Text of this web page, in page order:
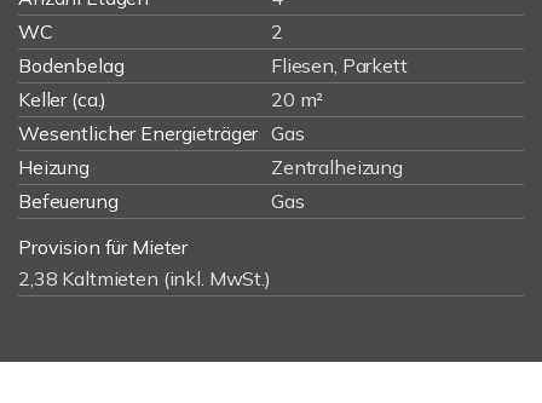
WC
2
Bodenbelag
Fliesen, Parkett
Keller (ca.)
20 m²
Wesentlicher Energieträger Gas
Heizung
Zentralheizung
Befeuerung
Gas
Provision für Mieter
2,38 Kaltmieten (inkl. MwSt.)